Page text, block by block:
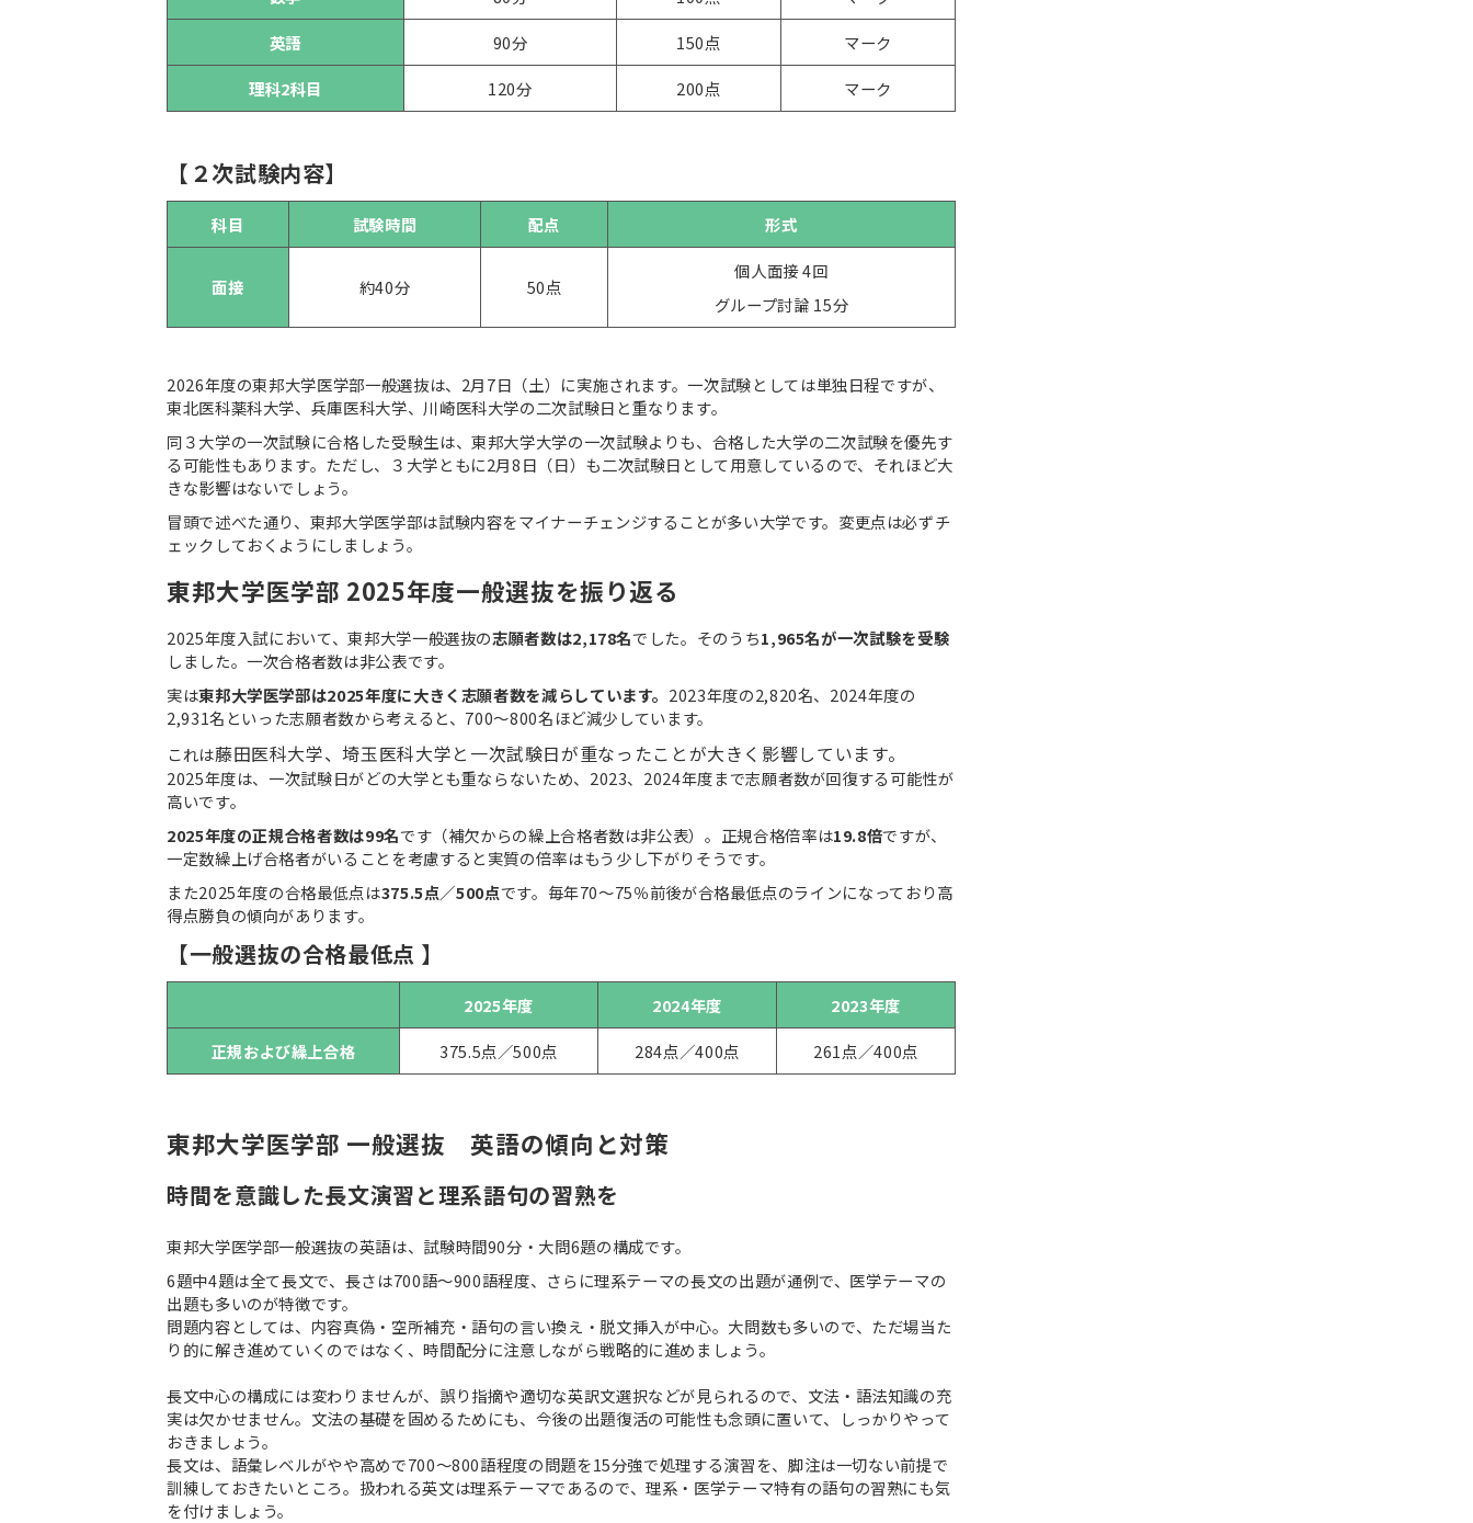
英語
90分 150点
マーク
理科2科目
120分 200点 マーク
【２次試験内容】
科目 試験時間 配点 形式
面接 約40分 50点
個人面接 4回
グループ討論 15分
2026年度の東邦大学医学部一般選抜は、2月7日（土）に実施されます。一次試験としては単独日程ですが、
東北医科薬科大学、兵庫医科大学、川崎医科大学の二次試験日と重なります。
同３大学の一次試験に合格した受験生は、東邦大学大学の一次試験よりも、合格した大学の二次試験を優先す
る可能性もあります。ただし、３大学ともに2月8日（日）も二次試験日として用意しているので、それほど大
きな影響はないでしょう。
冒頭で述べた通り、東邦大学医学部は試験内容をマイナーチェンジすることが多い大学です。変更点は必ずチ
ェックしておくようにしましょう。
東邦大学医学部 2025年度一般選抜を振り返る
2025年度入試において、東邦大学一般選抜の志願者数は2,178名でした。そのうち1,965名が一次試験を受験
しました。一次合格者数は非公表です。
実は東邦大学医学部は2025年度に大きく志願者数を減らしています。 2023年度の2,820名、2024年度の
2,931名といった志願者数から考えると、700～800名ほど減少しています。
これは藤田医科大学、埼玉医科大学と一次試験日が重なったことが大きく影響しています。
2025年度は、一次試験日がどの大学とも重ならないため、2023、2024年度まで志願者数が回復する可能性が
高いです。
2025年度の正規合格者数は99名です（補欠からの繰上合格者数は非公表）。正規合格倍率は19.8倍ですが、
一定数繰上げ合格者がいることを考慮すると実質の倍率はもう少し下がりそうです。
また2025年度の合格最低点は375.5点／500点です。毎年70～75％前後が合格最低点のラインになっており高
得点勝負の傾向があります。
【一般選抜の合格最低点 】
2025年度 2024年度
2023年度
正規および繰上合格
375.5点／500点 284点／400点 261点／400点
東邦大学医学部 一般選抜 英語の傾向と対策
時間を意識した長文演習と理系語句の習熟を
東邦大学医学部一般選抜の英語は、試験時間90分・大問6題の構成です。
6題中4題は全て長文で、長さは700語～900語程度、さらに理系テーマの長文の出題が通例で、医学テーマの
出題も多いのが特徴です。
問題内容としては、内容真偽・空所補充・語句の言い換え・脱文挿入が中心。大問数も多いので、ただ場当た
り的に解き進めていくのではなく、時間配分に注意しながら戦略的に進めましょう。
長文中心の構成には変わりませんが、誤り指摘や適切な英訳文選択などが見られるので、文法・語法知識の充
実は欠かせません。文法の基礎を固めるためにも、今後の出題復活の可能性も念頭に置いて、しっかりやって
おきましょう。
長文は、語彙レベルがやや高めで700～800語程度の問題を15分強で処理する演習を、脚注は一切ない前提で
訓練しておきたいところ。扱われる英文は理系テーマであるので、理系・医学テーマ特有の語句の習熟にも気
を付けましょう。